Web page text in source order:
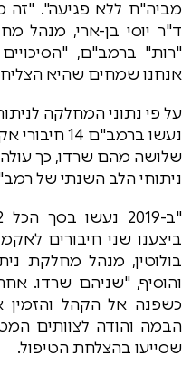
מביה"ח ללא פגיעה". "זה
ד"ר יוסי בן-ארי, מנהל
"רות" ברמב"ם,
אנחנו שמחים שהיא
נעשו
שלושה מהם שרדו, כך
ניתוחי הלב השנתי של
ביצענו שני חיבורים
בולוטין, מנהל מחלקת
והוסיף, "שניהם שרדו.
כשפנה אל הקהל והזמין
הבמה והודה לצוותים
שסייעו בהצלחת הטיפול.